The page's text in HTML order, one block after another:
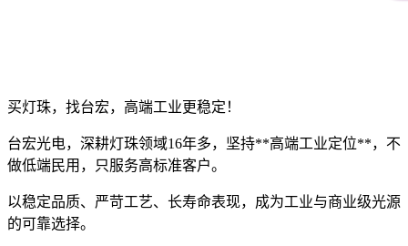
买灯珠，找台宏，高端工业更稳定！
台宏光电，深耕灯珠领域16年多，坚持**高端工业定位**，不
做低端民用，只服务高标准客户。
以稳定品质、严苛工艺、长寿命表现，成为工业与商业级光源
的可靠选择。